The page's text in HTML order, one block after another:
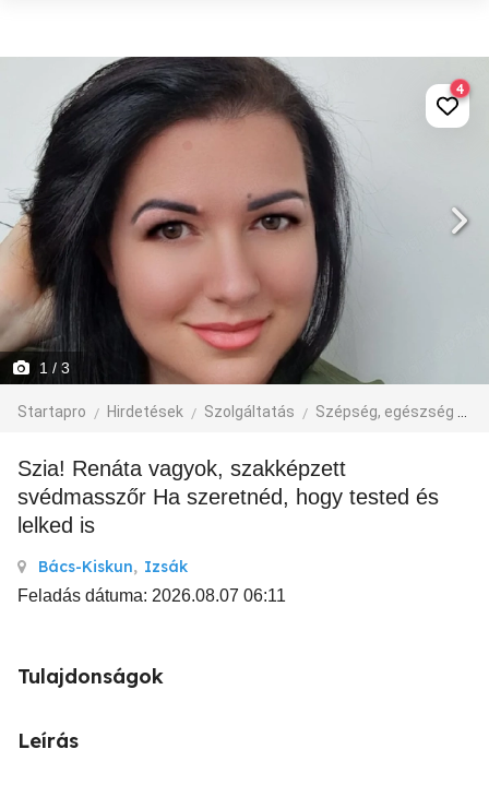
1 / 3
Startapro Hirdetések Szolgáltatás Szépség, egészség
4
Szia! Renáta vagyok, szakképzett
svédmasszőr Ha szeretnéd, hogy tested és
lelked is
Bács-Kiskun, Izsák
Feladás dátuma: 2026.08.07 06:11
Tulajdonságok
Leírás